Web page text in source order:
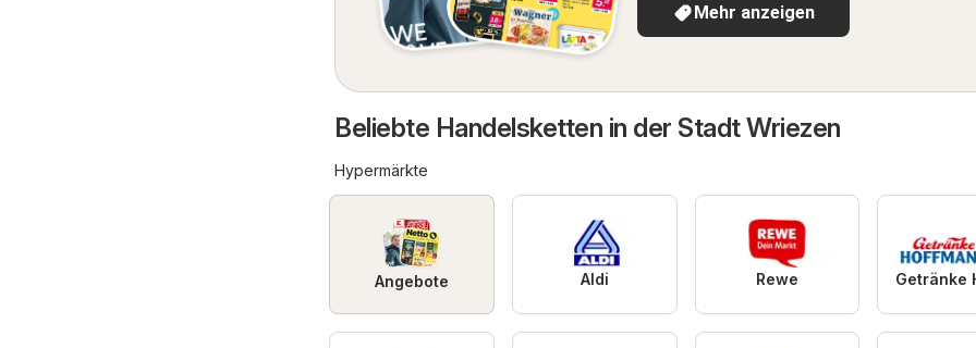
Mehr anzeigen
Beliebte Handelsketten in der Stadt Wriezen
Hypermärkte
Angebote Aldi Rewe